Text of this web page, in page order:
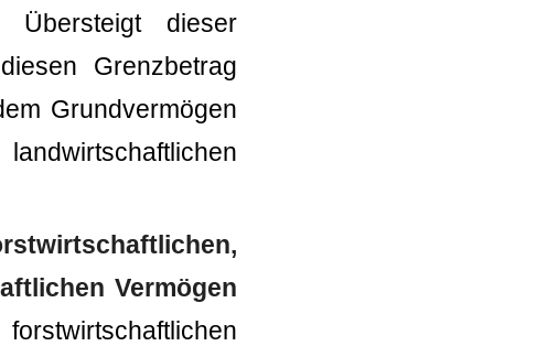
dieser
Grenzbetrag
Grundvermögen
Vermögen